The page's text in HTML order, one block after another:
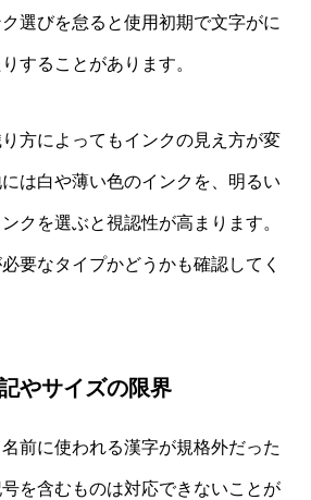
選びを怠ると使用初期で文字がに
することがあります。
方によってもインクの見え方が変
は白や薄い色のインクを、明るい
クを選ぶと視認性が高まります。
要なタイプかどうかも確認してく
やサイズの限界
前に使われる漢字が規格外だった
を含むものは対応できないことが